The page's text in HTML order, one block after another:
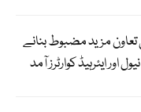
تعاون مزید مضبوط بنانے
اور ایئرہیڈ کوارٹرز آمد